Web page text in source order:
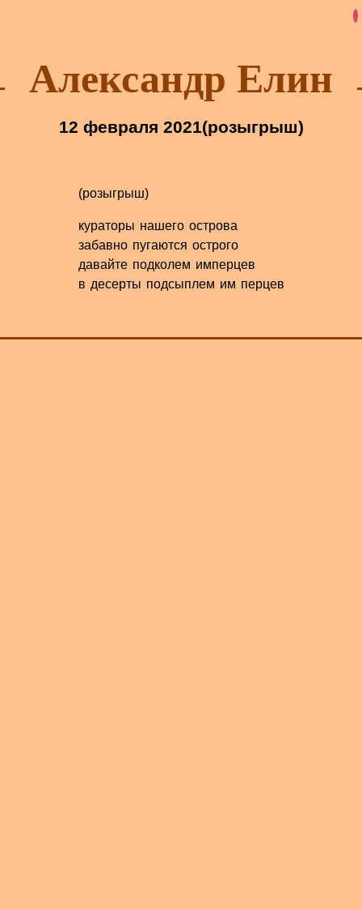
Александр Елин
12 февраля 2021(розыгрыш)
(розыгрыш)
кураторы нашего острова
забавно пугаются острого
давайте подколем имперцев
в десерты подсыплем им перцев